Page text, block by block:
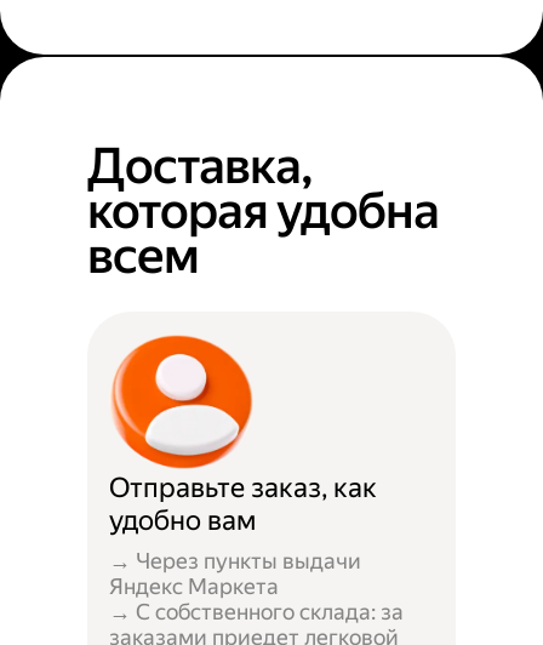
Доставка,
которая удобна
всем
Отправьте заказ, как
удобно вам
→ Через пункты выдачи
Яндекс Маркета
→ С собственного склада: за
заказами приедет легковой